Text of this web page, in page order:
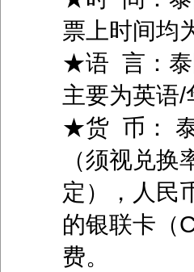
票上时间均
★语 言：泰
主要为英语
★货 币： 泰
（须视兑
定），人民
的银联卡（
费。